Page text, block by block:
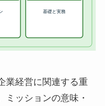
業経営に関連する重
ミッションの意味・